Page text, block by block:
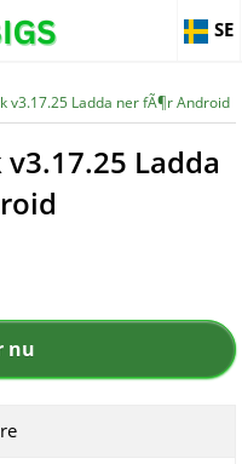
SE
v3.17.25 Ladda ner fÃ¶r Android
Ladda
nu